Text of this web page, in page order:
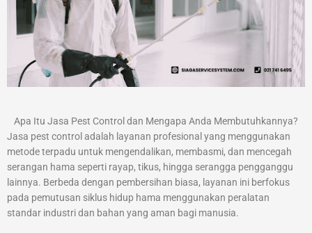
Apa Itu Jasa Pest Control dan Mengapa Anda Membutuhkannya?
Jasa pest control adalah layanan profesional yang menggunakan
metode terpadu untuk mengendalikan, membasmi, dan mencegah
serangan hama seperti rayap, tikus, hingga serangga pengganggu
lainnya. Berbeda dengan pembersihan biasa, layanan ini berfokus
pada pemutusan siklus hidup hama menggunakan peralatan
standar industri dan bahan yang aman bagi manusia.